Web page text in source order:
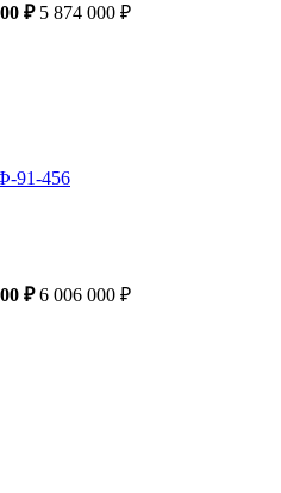
₽ 5 874 000 ₽
91-456
₽ 6 006 000 ₽